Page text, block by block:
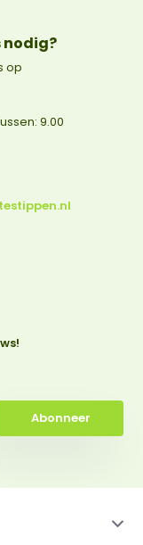
nodig?
op
9.00
Abonneer